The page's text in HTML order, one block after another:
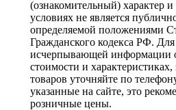
(ознакомительный) характер
условиях не является
определяемой положениями
Гражданского кодекса РФ.
исчерпывающей информации
стоимости и характеристиках,
товаров уточняйте по
указанные на сайте, это
розничные цены.